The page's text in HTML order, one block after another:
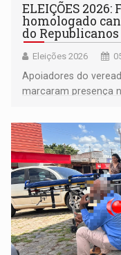
ELEIÇÕES
homologado
do Republicanos
Eleições 2026
Apoiadores do
marcaram presença